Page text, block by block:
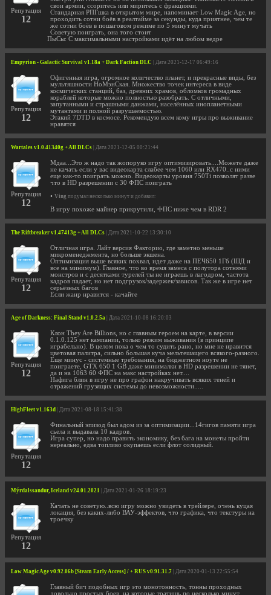
Репутация
12
свои армии, ссоритесь или миритесь с фракциями.
Стандарная РПГшка в открытом мире, напоминает Low Magic Age, но
проходить сотни боёв в реалтайме за секунды, куда приятнее, чем те
же сотни боёв в пошаговом режиме по 5 минут мучать
Советую поиграть, она того стоит
ПыСы: С максимальными настройками идёт на любом ведре
Empyrion - Galactic Survival v1.18a + Dark Faction DLC | Дата 2021-12-17 06:49:16
Репутация
12
Офигенная игра, огромное количество планет, и прекрасные виды, без
мультяшности НоМэнСкая. Множество точек интереса в виде
космических станций, баз, древних храмов, обломков громадных
кораблей которые можно полностью разобрать. С отличными,
запутанными и страшными данжами, населённых инопланетными
мутантами и полной разрушаемостью.
Этакий 7DTD в космосе. Рекомендую всем кому игры про выживание
нравятся
Wartales v1.0.41340g + All DLCs | Дата 2021-12-05 00:21:44
Репутация
12
Мдаа...Это ж надо так жопоруко игру оптимизировать....Можете даже
не качать если у вас видеокарта слабее чем 1060 или RX470..с ними
еще как-то поиграть можно. Видеокарты уровня 750Ti позволят разве
что в HD разрешении с 30 ФПС поиграть
• Ving подумал несколько минут и добавил:
В игру похоже майнер прикрутили, ФПС ниже чем в RDR 2
The Riftbreaker v1.47413g + All DLCs | Дата 2021-10-22 13:30:10
Репутация
12
Отличная игра. Лайт версия Факторио, где заметно меньше
микроменеджмента, но больше экшена.
Оптимизация выше всяких похвал, идет даже на ПЕЧ650 1Гб (ШД и
все на минимум). Главное, что во время замеса с полутора сотнями
монстров и с десятками турелей ты не играешь в лагодром, частота
кадров падает, но нет подгрузок/задержек/зависов. Так же в игре нет
серьёзных багов
Если жанр нравится - качайте
Age of Darkness: Final Stand v1.0.2.5a | Дата 2021-10-08 16:20:03
Репутация
12
Клон They Are Billions, но с главным героем на карте, в версии
0.1.0.125 нет кампании, только режим выживания (в принципе
играбельно). В целом пока о чем то судить рано, но мне не нравится
цветовая палитра, сильно большая куча мельтешащего всякого-разного.
Еще минус - системные требования, на бюджетном ноуте не
поиграете, GTX 650 1 GB даже минималки в HD разрешении не тянет,
да и на 1063 60 ФПС на макс настройках нет....
Нафига блин в игру не про графон накручивать всяких теней и
отражений грузящих системы до невозможности.....
HighFleet v1.163d | Дата 2021-08-18 15:41:38
Репутация
12
Финальный эпизод был адом из за оптимизации...14гигов памяти игра
сьела и выдавала 10 кадров.
Игра супер, но надо править экономику, без бага на монеты пройти
нереально, едва топливо окупаешь если флот солидный.
Mýrdalssandur, Iceland v24.01.2021 | Дата 2021-01-26 18:19:23
Репутация
12
Качать не советую..всю игру можно увидеть в трейлере, очень куцая
локация, без каких-либо ВАУ-эффектов, что графика, что текстуры на
троечку
Low Magic Age v0.92.06b [Steam Early Access] / + RUS v0.91.31.7 | Дата 2020-01-13 22:55:54
Главный бич подобных игр это монотонность, тонны проходных
довольно простых боев, на которые тратишь по несколько минут